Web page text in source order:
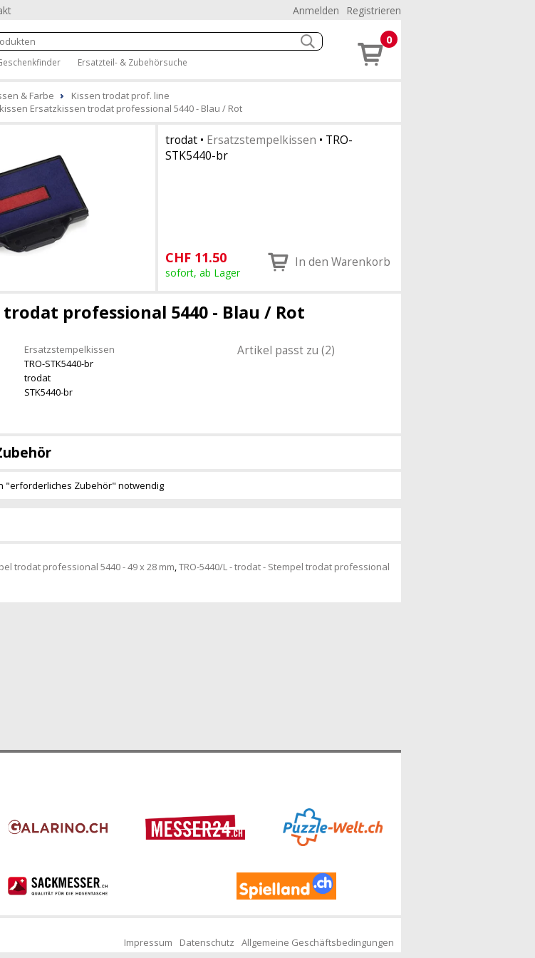
Anmelden Registrieren
Ersatzteil- & Zubehörsuche
0
& Farbe
Kissen trodat prof. line
Ersatzkissen trodat professional 5440 - Blau / Rot
trodat • Ersatzstempelkissen • TRO-
STK5440-br
CHF 11.50
sofort, ab Lager
In den Warenkorb
trodat professional 5440 - Blau / Rot
Ersatzstempelkissen
TRO-STK5440-br
trodat
STK5440-br
Artikel passt zu (2)
"erforderliches Zubehör" notwendig
trodat professional 5440 - 49 x 28 mm,TRO-5440/L - trodat - Stempel trodat professional
Impressum Datenschutz Allgemeine Geschäftsbedingungen